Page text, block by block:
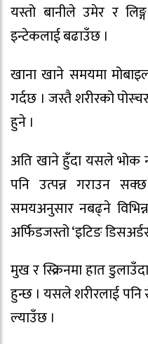
यस्तो बानीले उमेर र
इन्टेकलाई बढाउँछ ।
खाना खाने समयमा
गर्दछ । जस्तै शरीरको
हुने ।
अति खाने हुँदा यसले भोक
पनि उत्पन्न गराउन
समयअनुसार नबढ्ने
अर्फिडजस्तो ‘इटिङ
मुख र स्क्रिनमा हात
हुन्छ । यसले शरीरलाई
ल्याउँछ ।